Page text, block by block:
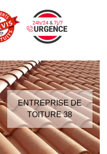
ENTREPRISE DE
TOITURE 38